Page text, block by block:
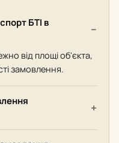
БТІ в
від площі об'єкта,
замовлення.